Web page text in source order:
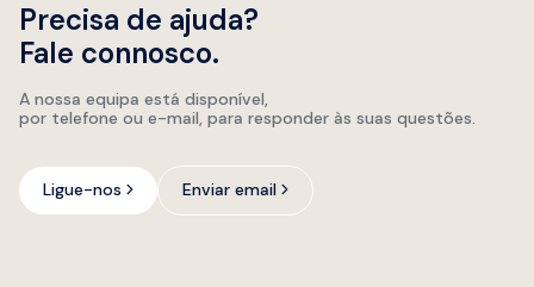
Precisa de ajuda?
Fale connosco.
A nossa equipa está disponível,
por telefone ou e-mail, para responder às suas questões.
Ligue-nos Enviar email